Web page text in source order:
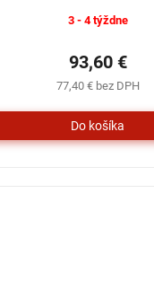
3 - 4 týždne
77,40 € bez DPH
93,60 €